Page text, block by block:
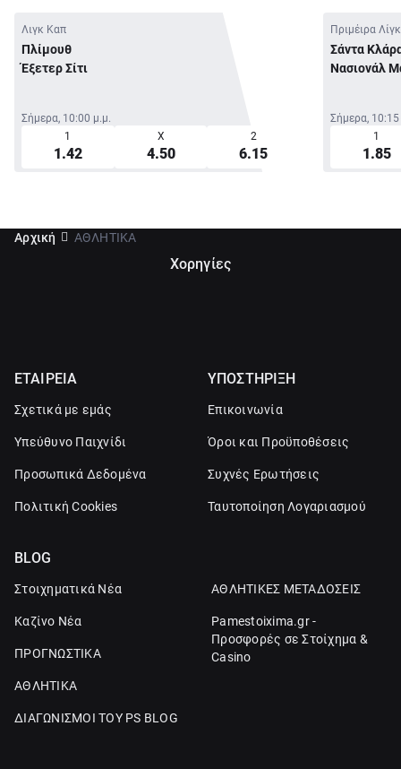
Λιγκ Καπ
Πλίμουθ
Έξετερ Σίτι
Σήμερα, 10:00 μ.μ.
1
1.42
X
4.50
2
6.15
Πριμέιρα
Σάντα
Νασιονάλ
Σήμερα,
1
1.85
Αρχική ΑΘΛΗΤΙΚΑ
Χορηγίες
ΕΤΑΙΡΕΙΑ
Σχετικά με εμάς
Υπεύθυνο Παιχνίδι
Προσωπικά Δεδομένα
Πολιτική Cookies
ΥΠΟΣΤΗΡΙΞΗ
Επικοινωνία
Όροι και Προϋποθέσεις
Συχνές Ερωτήσεις
Ταυτοποίηση Λογαριασμού
BLOG
Στοιχηματικά Νέα
Καζίνο Νέα
ΠΡΟΓΝΩΣΤΙΚΑ
ΑΘΛΗΤΙΚΑ
ΔΙΑΓΩΝΙΣΜΟΙ ΤΟΥ PS BLOG
ΑΘΛΗΤΙΚΕΣ ΜΕΤΑΔΟΣΕΙΣ
Pamestoixima.gr -
Προσφορές σε Στοίχημα &
Casino